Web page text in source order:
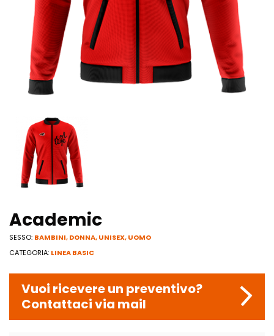
Academic
SESSO: BAMBINI,DONNA,UNISEX,UOMO
CATEGORIA: LINEA BASIC
Vuoi ricevere un preventivo?
Contattaci via mail